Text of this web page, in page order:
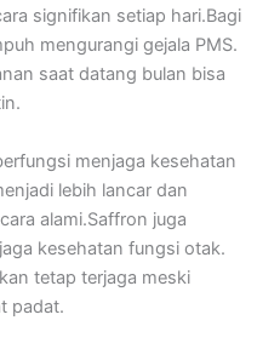
signifikan setiap hari.Bagi
mengurangi gejala PMS.
saat datang bulan bisa
menjaga kesehatan
lebih lancar dan
alami.Saffron juga
kesehatan fungsi otak.
tetap terjaga meski
padat.